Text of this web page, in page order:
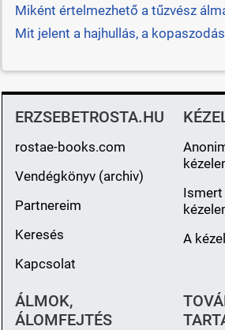
Miként értelmezhető a tűzvész
Mit jelent a hajhullás, a
ERZSEBETROSTA.HU
rostae-books.com
Vendégkönyv (archiv)
Partnereim
Keresés
Kapcsolat
Ismert
A
ÁLMOK,
ÁLOMFEJTÉS